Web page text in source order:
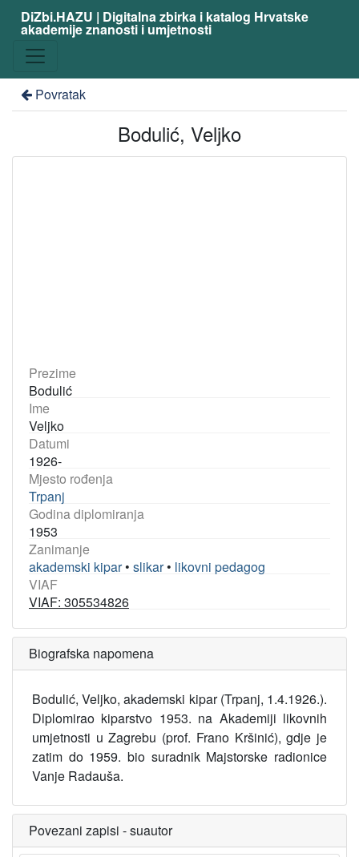
DiZbi.HAZU | Digitalna zbirka i katalog Hrvatske
akademije znanosti i umjetnosti
Povratak
Bodulić, Veljko
Prezime
Bodulić
Ime
Veljko
Datumi
1926-
Mjesto rođenja
Trpanj
Godina diplomiranja
1953
Zanimanje
akademski kipar• slikar• likovni pedagog
VIAF
VIAF: 305534826
Biografska napomena
Bodulić, Veljko, akademski kipar (Trpanj, 1.4.1926.).
Diplomirao kiparstvo 1953. na Akademiji likovnih
umjetnosti u Zagrebu (prof. Frano Kršinić), gdje je
zatim do 1959. bio suradnik Majstorske radionice
Vanje Radauša.
Povezani zapisi - suautor